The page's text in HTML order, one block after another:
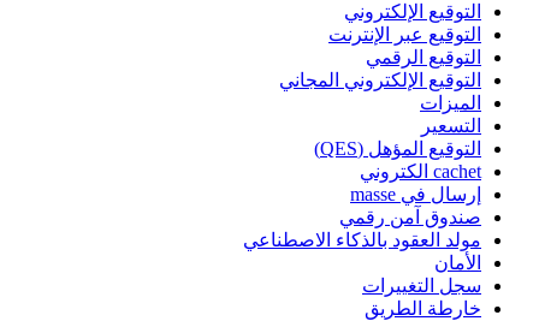
التوقيع الإلكتروني
التوقيع عبر الإنترنت
التوقيع الرقمي
التوقيع الإلكتروني المجاني
الميزات
التسعير
التوقيع المؤهل (QES)
cachet الكتروني
إرسال في masse
صندوق آمن رقمي
مولد العقود بالذكاء الاصطناعي
الأمان
سجل التغييرات
خارطة الطريق